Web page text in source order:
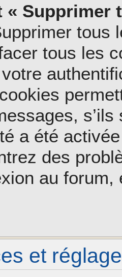
« Supprimer
tous les
a été
des
au
et